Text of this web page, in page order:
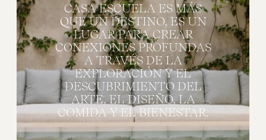
CASA ESCUELA ES MÁS
QUE UN DESTINO, ES UN
LUGAR PARA CREAR
CONEXIONES PROFUNDAS
A TRAVÉS DE LA
EXPLORACIÓN Y EL
DESCUBRIMIENTO DEL
ARTE, EL DISEÑO, LA
COMIDA Y EL BIENESTAR.